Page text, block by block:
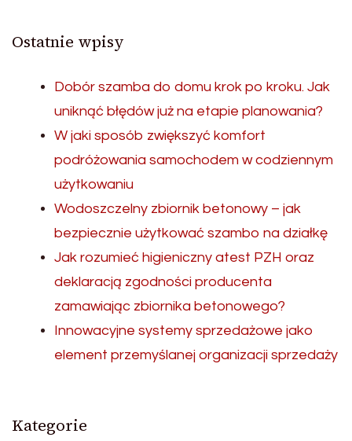
Ostatnie wpisy
Dobór szamba do domu krok po kroku. Jak
uniknąć błędów już na etapie planowania?
W jaki sposób zwiększyć komfort
podróżowania samochodem w codziennym
użytkowaniu
Wodoszczelny zbiornik betonowy – jak
bezpiecznie użytkować szambo na działkę
Jak rozumieć higieniczny atest PZH oraz
deklaracją zgodności producenta
zamawiając zbiornika betonowego?
Innowacyjne systemy sprzedażowe jako
element przemyślanej organizacji sprzedaży
Kategorie